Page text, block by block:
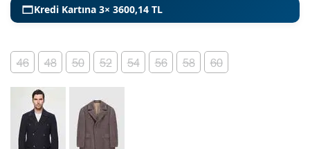
Kredi Kartına 3× 3600,14 TL
46 48 50 52 54 56 58 60